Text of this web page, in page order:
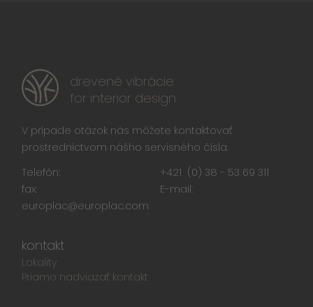
drevené vibrácie
for interior design
V prípade otázok nás môžete kontaktovať
prostredníctvom nášho servisného čísla.
Telefón:
+421 (0) 38 - 53 69 311
fax:
E-mail:
europlac@europlac.com
kontakt
Lokality
Priamo nadviazať kontakt